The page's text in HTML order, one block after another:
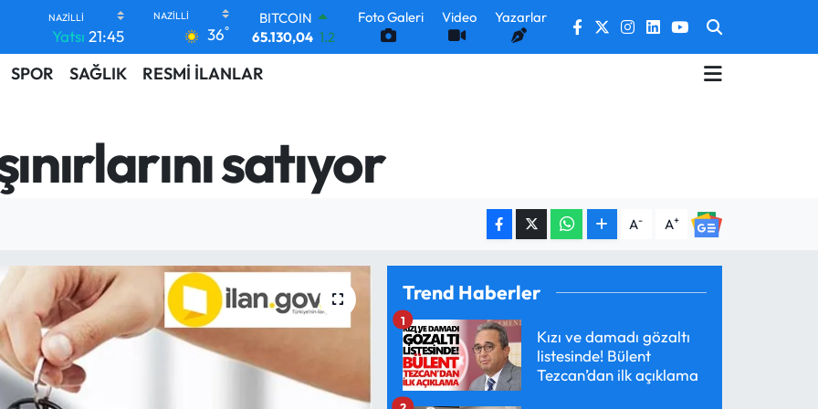
Yatsı 21:45 36°
BITCOIN
65.130,04 1.2
DOLAR
47,7106
64,4046 0.35
GRAM ALTIN
2.12
Foto Galeri Video Yazarlar
SPOR SAĞLIK RESMİ İLANLAR
satıyor
A- A+
Trend Haberler
Kızı ve damadı gözaltı
listesinde! Bülent
Tezcan’dan ilk açıklama
1